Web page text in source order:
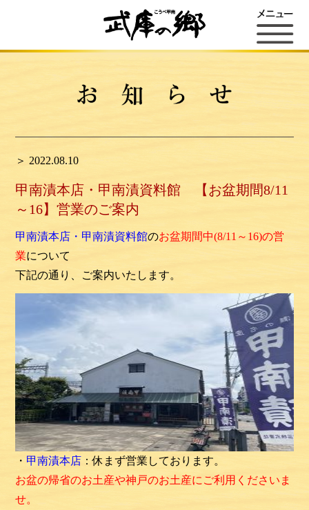
＞ 2022.08.10
甲南漬本店・甲南漬資料館 【お盆期間8/11
～16】営業のご案内
甲南漬本店・甲南漬資料館のお盆期間中(8/11～16)の営
業について
下記の通り、ご案内いたします。
・ 甲南漬本店 ：休まず営業しております。
お盆の帰省のお土産や神戸のお土産にご利用くださいま
せ。